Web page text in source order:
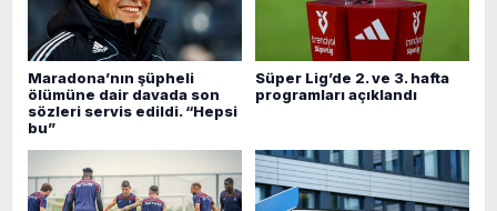
Maradona’nın şüpheli
ölümüne dair davada son
sözleri servis edildi. “Hepsi
bu”
Süper Lig’de 2. ve 3. hafta
programları açıklandı